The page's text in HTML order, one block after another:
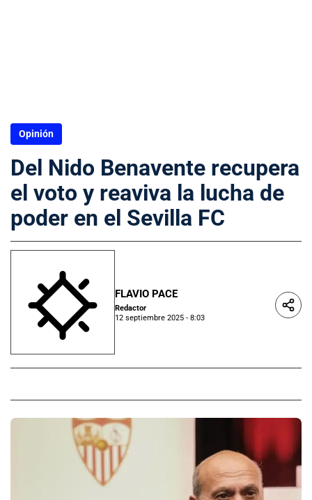
Opinión
Del Nido Benavente recupera
el voto y reaviva la lucha de
poder en el Sevilla FC
FLAVIO PACE
Redactor
12 septiembre 2025 - 8:03